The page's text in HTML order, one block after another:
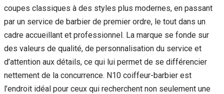
coupes classiques à des styles plus modernes, en passant
par un service de barbier de premier ordre, le tout dans un
cadre accueillant et professionnel. La marque se fonde sur
des valeurs de qualité, de personnalisation du service et
d’attention aux détails, ce qui lui permet de se différencier
nettement de la concurrence. N10 coiffeur-barbier est
l’endroit idéal pour ceux qui recherchent non seulement une